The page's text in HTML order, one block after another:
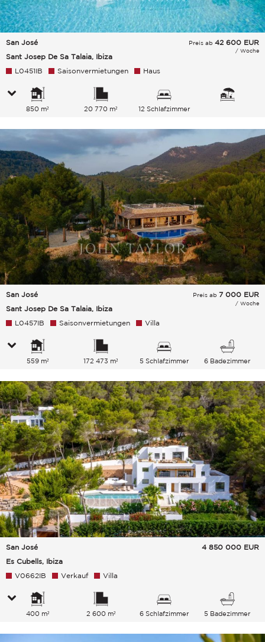
San José
Sant Josep De Sa Talaia, Ibiza
Preis ab 42 600 EUR
/ Woche
L0451IB Saisonvermietungen Haus
850 m² 20 770 m² 12 Schlafzimmer
San José
Sant Josep De Sa Talaia, Ibiza
Preis ab 7 000 EUR
/ Woche
L0457IB Saisonvermietungen Villa
559 m² 172 473 m² 5 Schlafzimmer 6 Badezimmer
San José
Es Cubells, Ibiza
4 850 000 EUR
V0662IB Verkauf Villa
400 m² 2 600 m² 6 Schlafzimmer 5 Badezimmer